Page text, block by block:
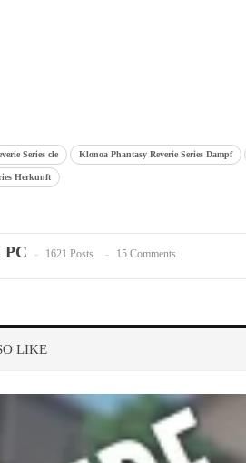
Series cle Klonoa Phantasy Reverie Series Dampf
Herkunft
PC 1621 Posts 15 Comments
LIKE